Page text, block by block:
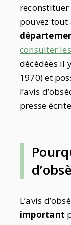
pouvez tout
consulter
décédées il
1970) et
l’avis
presse
L’avis
important